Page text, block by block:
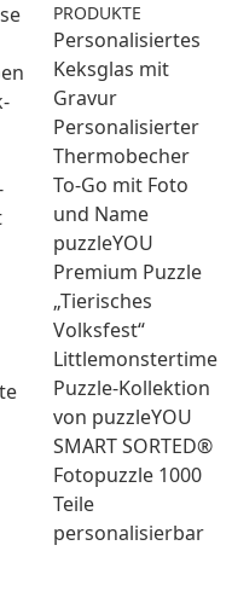
PRODUKTE
Personalisiertes
Keksglas mit
Gravur
Personalisierter
Thermobecher
To-Go mit Foto
und Name
puzzleYOU
Premium Puzzle
„Tierisches
Volksfest“
Littlemonstertime
Puzzle-Kollektion
von puzzleYOU
SMART SORTED®
Fotopuzzle 1000
Teile
personalisierbar